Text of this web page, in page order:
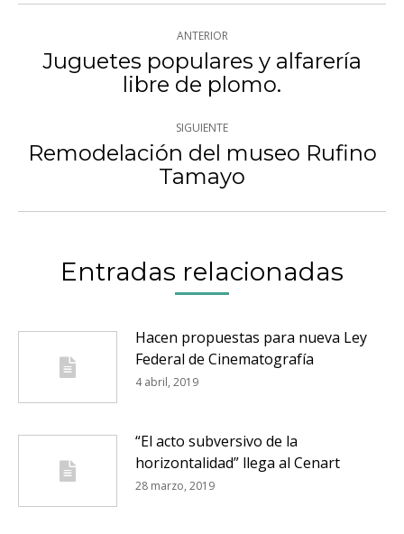
Navegación
entre
publicaciones
ANTERIOR
Publicación
anterior:
Juguetes populares y alfarería
libre de plomo.
SIGUIENTE
Publicación
siguiente:
Remodelación del museo Rufino
Tamayo
Entradas relacionadas
Hacen propuestas para nueva Ley
Federal de Cinematografía
4 abril, 2019
“El acto subversivo de la
horizontalidad” llega al Cenart
28 marzo, 2019